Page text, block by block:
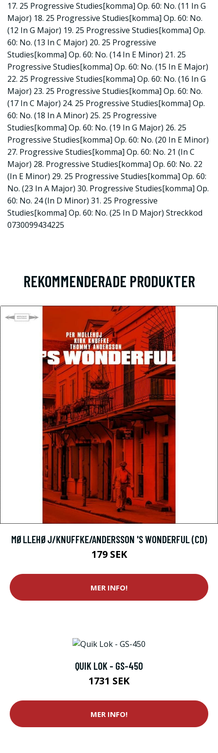
17. 25 Progressive Studies[komma] Op. 60: No. (11 In G
Major) 18. 25 Progressive Studies[komma] Op. 60: No.
(12 In G Major) 19. 25 Progressive Studies[komma] Op.
60: No. (13 In C Major) 20. 25 Progressive
Studies[komma] Op. 60: No. (14 In E Minor) 21. 25
Progressive Studies[komma] Op. 60: No. (15 In E Major)
22. 25 Progressive Studies[komma] Op. 60: No. (16 In G
Major) 23. 25 Progressive Studies[komma] Op. 60: No.
(17 In C Major) 24. 25 Progressive Studies[komma] Op.
60: No. (18 In A Minor) 25. 25 Progressive
Studies[komma] Op. 60: No. (19 In G Major) 26. 25
Progressive Studies[komma] Op. 60: No. (20 In E Minor)
27. Progressive Studies[komma] Op. 60: No. 21 (In C
Major) 28. Progressive Studies[komma] Op. 60: No. 22
(In E Minor) 29. 25 Progressive Studies[komma] Op. 60:
No. (23 In A Major) 30. Progressive Studies[komma] Op.
60: No. 24 (In D Minor) 31. 25 Progressive
Studies[komma] Op. 60: No. (25 In D Major) Streckkod
0730099434225
REKOMMENDERADE PRODUKTER
MØLLEHØJ/KNUFFKE/ANDERSSON 'S WONDERFUL (CD)
179 SEK
MER INFO!
QUIK LOK - GS-450
1731 SEK
MER INFO!